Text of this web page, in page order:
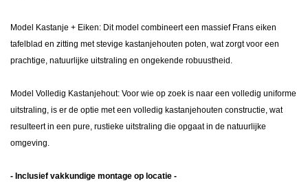
Model Kastanje + Eiken: Dit model combineert een massief Frans eiken
tafelblad en zitting met stevige kastanjehouten poten, wat zorgt voor een
prachtige, natuurlijke uitstraling en ongekende robuustheid.
Model Volledig Kastanjehout: Voor wie op zoek is naar een volledig uniforme
uitstraling, is er de optie met een volledig kastanjehouten constructie, wat
resulteert in een pure, rustieke uitstraling die opgaat in de natuurlijke
omgeving.
- Inclusief vakkundige montage op locatie -